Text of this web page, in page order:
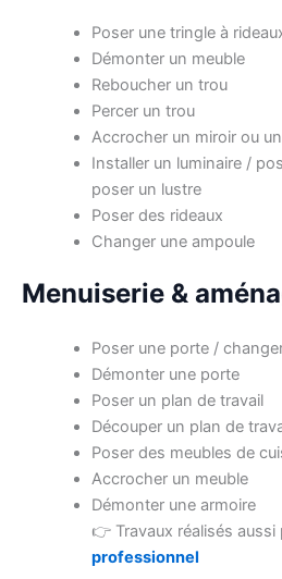
Poser une tringle à
Démonter un meuble
Reboucher un trou
Percer un trou
Accrocher un miroir ou
Installer un luminaire /
poser un lustre
Poser des rideaux
Changer une ampoule
Menuiserie &
Poser une porte /
Démonter une porte
Poser un plan de travail
Découper un plan de
Poser des meubles de
Accrocher un meuble
Démonter une armoire
👉 Travaux réalisés aussi
professionnel